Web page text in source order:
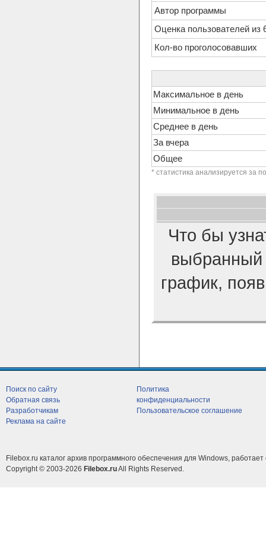
Автор программы
Оценка пользователей из
Кол-во проголосовавших
Максимальное в день
Минимальное в день
Среднее в день
За вчера
Общее
* статистика анализируется за
Что бы
выбранный
график,
Поиск по сайту
Обратная связь
Разработчикам
Реклама на сайте
Политика
конфиденциальности
Пользовательское соглашение
Filebox.ru каталог архив программного обеспечения для Windows, работает
Copyright © 2003-2026 Filebox.ruAll Rights Reserved.